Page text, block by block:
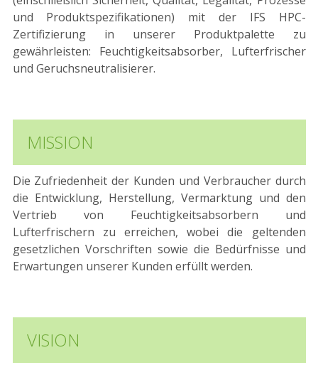
und Produktspezifikationen) mit der IFS HPC-
Zertifizierung in unserer Produktpalette zu
gewährleisten: Feuchtigkeitsabsorber, Lufterfrischer
und Geruchsneutralisierer.
MISSION
Die Zufriedenheit der Kunden und Verbraucher durch
die Entwicklung, Herstellung, Vermarktung und den
Vertrieb von Feuchtigkeitsabsorbern und
Lufterfrischern zu erreichen, wobei die geltenden
gesetzlichen Vorschriften sowie die Bedürfnisse und
Erwartungen unserer Kunden erfüllt werden.
VISION